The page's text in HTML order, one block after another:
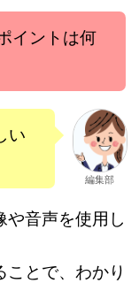
イントは何
い
編集部
や音声を使用し
とで、わかり